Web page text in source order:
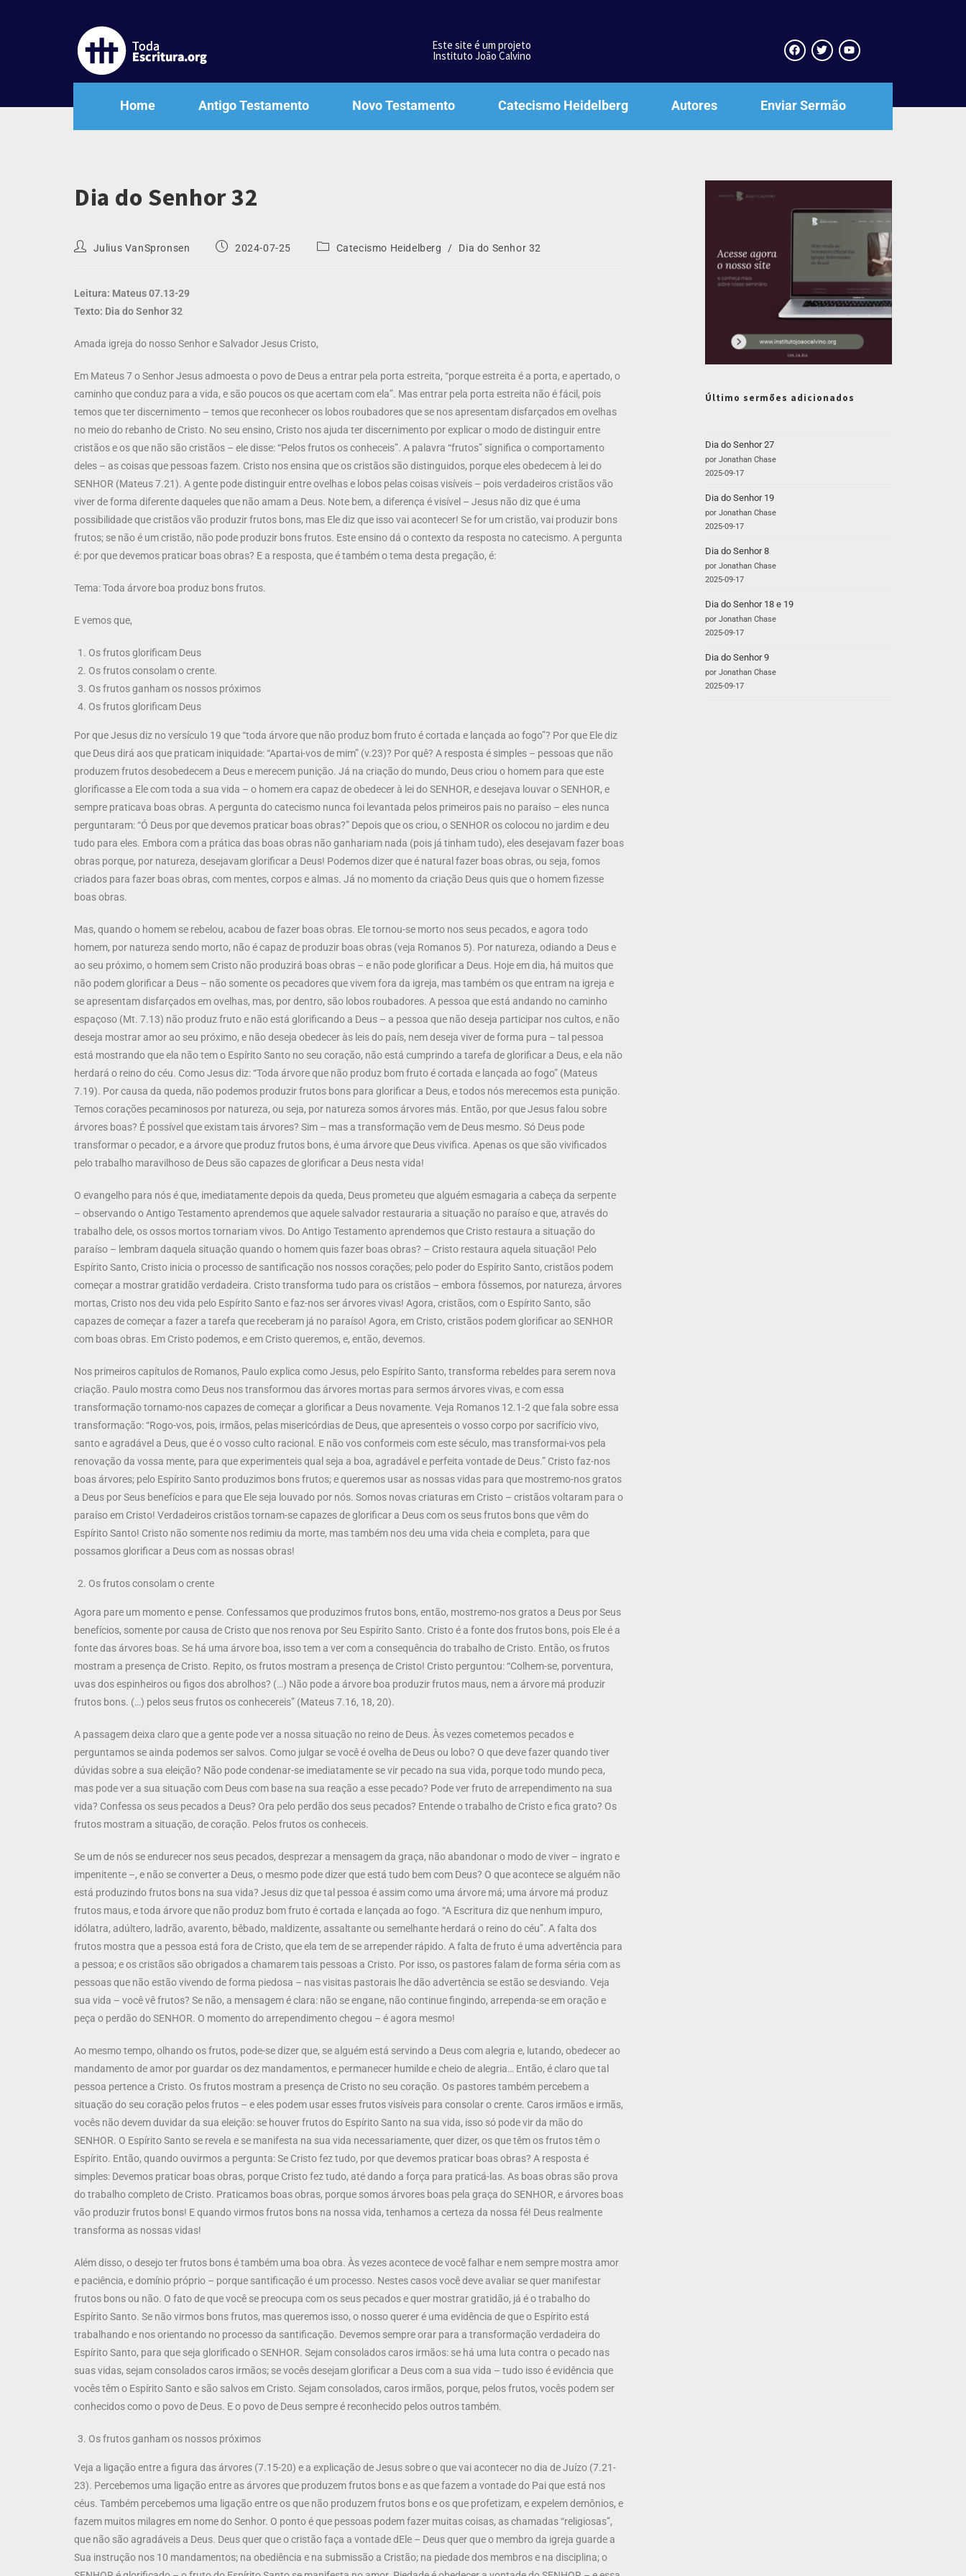
Este site é um projeto
Instituto João Calvino
Home Antigo Testamento Novo Testamento Catecismo Heidelberg Autores Enviar Sermão
Dia do Senhor 32
Julius VanSpronsen 2024-07-25 Catecismo Heidelberg / Dia do Senhor 32
Leitura: Mateus 07.13-29
Texto: Dia do Senhor 32
Amada igreja do nosso Senhor e Salvador Jesus Cristo,
Em Mateus 7 o Senhor Jesus admoesta o povo de Deus a entrar pela porta estreita, “porque estreita é a porta, e apertado, o
caminho que conduz para a vida, e são poucos os que acertam com ela”. Mas entrar pela porta estreita não é fácil, pois
temos que ter discernimento – temos que reconhecer os lobos roubadores que se nos apresentam disfarçados em ovelhas
no meio do rebanho de Cristo. No seu ensino, Cristo nos ajuda ter discernimento por explicar o modo de distinguir entre
cristãos e os que não são cristãos – ele disse: “Pelos frutos os conheceis”. A palavra “frutos” significa o comportamento
deles – as coisas que pessoas fazem. Cristo nos ensina que os cristãos são distinguidos, porque eles obedecem à lei do
SENHOR (Mateus 7.21). A gente pode distinguir entre ovelhas e lobos pelas coisas visíveis – pois verdadeiros cristãos vão
viver de forma diferente daqueles que não amam a Deus. Note bem, a diferença é visível – Jesus não diz que é uma
possibilidade que cristãos vão produzir frutos bons, mas Ele diz que isso vai acontecer! Se for um cristão, vai produzir bons
frutos; se não é um cristão, não pode produzir bons frutos. Este ensino dá o contexto da resposta no catecismo. A pergunta
é: por que devemos praticar boas obras? E a resposta, que é também o tema desta pregação, é:
Tema: Toda árvore boa produz bons frutos.
E vemos que,
Os frutos glorificam Deus
Os frutos consolam o crente.
Os frutos ganham os nossos próximos
Os frutos glorificam Deus
Por que Jesus diz no versículo 19 que “toda árvore que não produz bom fruto é cortada e lançada ao fogo”? Por que Ele diz
que Deus dirá aos que praticam iniquidade: “Apartai-vos de mim” (v.23)? Por quê? A resposta é simples – pessoas que não
produzem frutos desobedecem a Deus e merecem punição. Já na criação do mundo, Deus criou o homem para que este
glorificasse a Ele com toda a sua vida – o homem era capaz de obedecer à lei do SENHOR, e desejava louvar o SENHOR, e
sempre praticava boas obras. A pergunta do catecismo nunca foi levantada pelos primeiros pais no paraíso – eles nunca
perguntaram: “Ó Deus por que devemos praticar boas obras?” Depois que os criou, o SENHOR os colocou no jardim e deu
tudo para eles. Embora com a prática das boas obras não ganhariam nada (pois já tinham tudo), eles desejavam fazer boas
obras porque, por natureza, desejavam glorificar a Deus! Podemos dizer que é natural fazer boas obras, ou seja, fomos
criados para fazer boas obras, com mentes, corpos e almas. Já no momento da criação Deus quis que o homem fizesse
boas obras.
Mas, quando o homem se rebelou, acabou de fazer boas obras. Ele tornou-se morto nos seus pecados, e agora todo
homem, por natureza sendo morto, não é capaz de produzir boas obras (veja Romanos 5). Por natureza, odiando a Deus e
ao seu próximo, o homem sem Cristo não produzirá boas obras – e não pode glorificar a Deus. Hoje em dia, há muitos que
não podem glorificar a Deus – não somente os pecadores que vivem fora da igreja, mas também os que entram na igreja e
se apresentam disfarçados em ovelhas, mas, por dentro, são lobos roubadores. A pessoa que está andando no caminho
espaçoso (Mt. 7.13) não produz fruto e não está glorificando a Deus – a pessoa que não deseja participar nos cultos, e não
deseja mostrar amor ao seu próximo, e não deseja obedecer às leis do país, nem deseja viver de forma pura – tal pessoa
está mostrando que ela não tem o Espírito Santo no seu coração, não está cumprindo a tarefa de glorificar a Deus, e ela não
herdará o reino do céu. Como Jesus diz: “Toda árvore que não produz bom fruto é cortada e lançada ao fogo” (Mateus
7.19). Por causa da queda, não podemos produzir frutos bons para glorificar a Deus, e todos nós merecemos esta punição.
Temos corações pecaminosos por natureza, ou seja, por natureza somos árvores más. Então, por que Jesus falou sobre
árvores boas? É possível que existam tais árvores? Sim – mas a transformação vem de Deus mesmo. Só Deus pode
transformar o pecador, e a árvore que produz frutos bons, é uma árvore que Deus vivifica. Apenas os que são vivificados
pelo trabalho maravilhoso de Deus são capazes de glorificar a Deus nesta vida!
O evangelho para nós é que, imediatamente depois da queda, Deus prometeu que alguém esmagaria a cabeça da serpente
– observando o Antigo Testamento aprendemos que aquele salvador restauraria a situação no paraíso e que, através do
trabalho dele, os ossos mortos tornariam vivos. Do Antigo Testamento aprendemos que Cristo restaura a situação do
paraíso – lembram daquela situação quando o homem quis fazer boas obras? – Cristo restaura aquela situação! Pelo
Espírito Santo, Cristo inicia o processo de santificação nos nossos corações; pelo poder do Espírito Santo, cristãos podem
começar a mostrar gratidão verdadeira. Cristo transforma tudo para os cristãos – embora fôssemos, por natureza, árvores
mortas, Cristo nos deu vida pelo Espírito Santo e faz-nos ser árvores vivas! Agora, cristãos, com o Espírito Santo, são
capazes de começar a fazer a tarefa que receberam já no paraíso! Agora, em Cristo, cristãos podem glorificar ao SENHOR
com boas obras. Em Cristo podemos, e em Cristo queremos, e, então, devemos.
Nos primeiros capítulos de Romanos, Paulo explica como Jesus, pelo Espírito Santo, transforma rebeldes para serem nova
criação. Paulo mostra como Deus nos transformou das árvores mortas para sermos árvores vivas, e com essa
transformação tornamo-nos capazes de começar a glorificar a Deus novamente. Veja Romanos 12.1-2 que fala sobre essa
transformação: “Rogo-vos, pois, irmãos, pelas misericórdias de Deus, que apresenteis o vosso corpo por sacrifício vivo,
santo e agradável a Deus, que é o vosso culto racional. E não vos conformeis com este século, mas transformai-vos pela
renovação da vossa mente, para que experimenteis qual seja a boa, agradável e perfeita vontade de Deus.” Cristo faz-nos
boas árvores; pelo Espírito Santo produzimos bons frutos; e queremos usar as nossas vidas para que mostremo-nos gratos
a Deus por Seus benefícios e para que Ele seja louvado por nós. Somos novas criaturas em Cristo – cristãos voltaram para o
paraíso em Cristo! Verdadeiros cristãos tornam-se capazes de glorificar a Deus com os seus frutos bons que vêm do
Espírito Santo! Cristo não somente nos redimiu da morte, mas também nos deu uma vida cheia e completa, para que
possamos glorificar a Deus com as nossas obras!
Os frutos consolam o crente
Agora pare um momento e pense. Confessamos que produzimos frutos bons, então, mostremo-nos gratos a Deus por Seus
benefícios, somente por causa de Cristo que nos renova por Seu Espírito Santo. Cristo é a fonte dos frutos bons, pois Ele é a
fonte das árvores boas. Se há uma árvore boa, isso tem a ver com a consequência do trabalho de Cristo. Então, os frutos
mostram a presença de Cristo. Repito, os frutos mostram a presença de Cristo! Cristo perguntou: “Colhem-se, porventura,
uvas dos espinheiros ou figos dos abrolhos? (…) Não pode a árvore boa produzir frutos maus, nem a árvore má produzir
frutos bons. (…) pelos seus frutos os conhecereis” (Mateus 7.16, 18, 20).
A passagem deixa claro que a gente pode ver a nossa situação no reino de Deus. Às vezes cometemos pecados e
perguntamos se ainda podemos ser salvos. Como julgar se você é ovelha de Deus ou lobo? O que deve fazer quando tiver
dúvidas sobre a sua eleição? Não pode condenar-se imediatamente se vir pecado na sua vida, porque todo mundo peca,
mas pode ver a sua situação com Deus com base na sua reação a esse pecado? Pode ver fruto de arrependimento na sua
vida? Confessa os seus pecados a Deus? Ora pelo perdão dos seus pecados? Entende o trabalho de Cristo e fica grato? Os
frutos mostram a situação, de coração. Pelos frutos os conheceis.
Se um de nós se endurecer nos seus pecados, desprezar a mensagem da graça, não abandonar o modo de viver – ingrato e
impenitente –, e não se converter a Deus, o mesmo pode dizer que está tudo bem com Deus? O que acontece se alguém não
está produzindo frutos bons na sua vida? Jesus diz que tal pessoa é assim como uma árvore má; uma árvore má produz
frutos maus, e toda árvore que não produz bom fruto é cortada e lançada ao fogo. “A Escritura diz que nenhum impuro,
idólatra, adúltero, ladrão, avarento, bêbado, maldizente, assaltante ou semelhante herdará o reino do céu”. A falta dos
frutos mostra que a pessoa está fora de Cristo, que ela tem de se arrepender rápido. A falta de fruto é uma advertência para
a pessoa; e os cristãos são obrigados a chamarem tais pessoas a Cristo. Por isso, os pastores falam de forma séria com as
pessoas que não estão vivendo de forma piedosa – nas visitas pastorais lhe dão advertência se estão se desviando. Veja
sua vida – você vê frutos? Se não, a mensagem é clara: não se engane, não continue fingindo, arrependa-se em oração e
peça o perdão do SENHOR. O momento do arrependimento chegou – é agora mesmo!
Ao mesmo tempo, olhando os frutos, pode-se dizer que, se alguém está servindo a Deus com alegria e, lutando, obedecer ao
mandamento de amor por guardar os dez mandamentos, e permanecer humilde e cheio de alegria… Então, é claro que tal
pessoa pertence a Cristo. Os frutos mostram a presença de Cristo no seu coração. Os pastores também percebem a
situação do seu coração pelos frutos – e eles podem usar esses frutos visíveis para consolar o crente. Caros irmãos e irmãs,
vocês não devem duvidar da sua eleição: se houver frutos do Espírito Santo na sua vida, isso só pode vir da mão do
SENHOR. O Espírito Santo se revela e se manifesta na sua vida necessariamente, quer dizer, os que têm os frutos têm o
Espírito. Então, quando ouvirmos a pergunta: Se Cristo fez tudo, por que devemos praticar boas obras? A resposta é
simples: Devemos praticar boas obras, porque Cristo fez tudo, até dando a força para praticá-las. As boas obras são prova
do trabalho completo de Cristo. Praticamos boas obras, porque somos árvores boas pela graça do SENHOR, e árvores boas
vão produzir frutos bons! E quando virmos frutos bons na nossa vida, tenhamos a certeza da nossa fé! Deus realmente
transforma as nossas vidas!
Além disso, o desejo ter frutos bons é também uma boa obra. Às vezes acontece de você falhar e nem sempre mostra amor
e paciência, e domínio próprio – porque santificação é um processo. Nestes casos você deve avaliar se quer manifestar
frutos bons ou não. O fato de que você se preocupa com os seus pecados e quer mostrar gratidão, já é o trabalho do
Espírito Santo. Se não virmos bons frutos, mas queremos isso, o nosso querer é uma evidência de que o Espírito está
trabalhando e nos orientando no processo da santificação. Devemos sempre orar para a transformação verdadeira do
Espírito Santo, para que seja glorificado o SENHOR. Sejam consolados caros irmãos: se há uma luta contra o pecado nas
suas vidas, sejam consolados caros irmãos; se vocês desejam glorificar a Deus com a sua vida – tudo isso é evidência que
vocês têm o Espírito Santo e são salvos em Cristo. Sejam consolados, caros irmãos, porque, pelos frutos, vocês podem ser
conhecidos como o povo de Deus. E o povo de Deus sempre é reconhecido pelos outros também.
Os frutos ganham os nossos próximos
Veja a ligação entre a figura das árvores (7.15-20) e a explicação de Jesus sobre o que vai acontecer no dia de Juízo (7.21-
23). Percebemos uma ligação entre as árvores que produzem frutos bons e as que fazem a vontade do Pai que está nos
céus. Também percebemos uma ligação entre os que não produzem frutos bons e os que profetizam, e expelem demônios, e
fazem muitos milagres em nome do Senhor. O ponto é que pessoas podem fazer muitas coisas, as chamadas “religiosas”,
que não são agradáveis a Deus. Deus quer que o cristão faça a vontade dEle – Deus quer que o membro da igreja guarde a
Sua instrução nos 10 mandamentos; na obediência e na submissão a Cristão; na piedade dos membros e na disciplina; o
Último sermões adicionados
Dia do Senhor 27
por Jonathan Chase
2025-09-17
Dia do Senhor 19
por Jonathan Chase
2025-09-17
Dia do Senhor 8
por Jonathan Chase
2025-09-17
Dia do Senhor 18 e 19
por Jonathan Chase
2025-09-17
Dia do Senhor 9
por Jonathan Chase
2025-09-17